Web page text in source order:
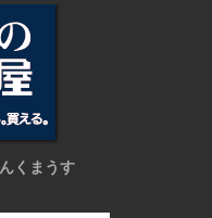
くまうす